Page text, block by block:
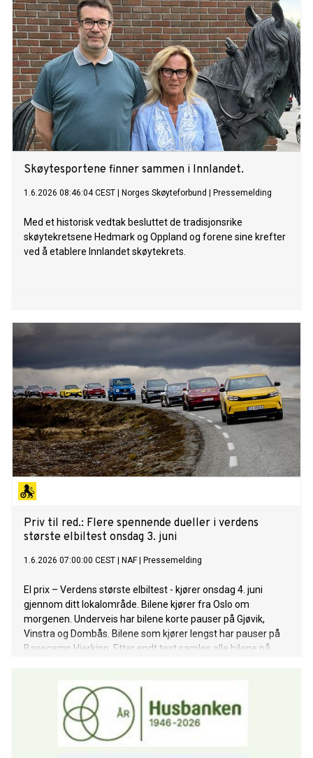
Skøytesportene finner sammen i Innlandet.
1.6.2026 08:46:04 CEST Norges Skøyteforbund Pressemelding
Med et historisk vedtak besluttet de tradisjonsrike
skøytekretsene Hedmark og Oppland og forene sine krefter
ved å etablere Innlandet skøytekrets.
Priv til red.: Flere spennende dueller i verdens
største elbiltest onsdag 3. juni
1.6.2026 07:00:00 CEST NAF| Pressemelding
El prix – Verdens største elbiltest - kjører onsdag 4. juni
gjennom ditt lokalområde. Bilene kjører fra Oslo om
morgenen. Underveis har bilene korte pauser på Gjøvik,
Vinstra og Dombås. Bilene som kjører lengst har pauser på
Basecamp Hjerkinn. Etter endt test samles alle bilene på